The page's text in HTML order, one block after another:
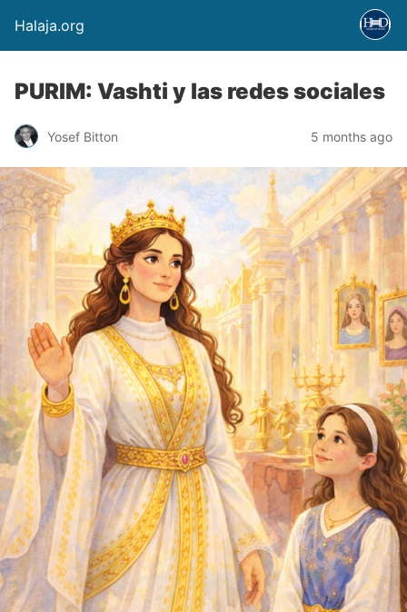
Halaja.org
PURIM: Vashti y las redes sociales
Yosef Bitton 5 months ago